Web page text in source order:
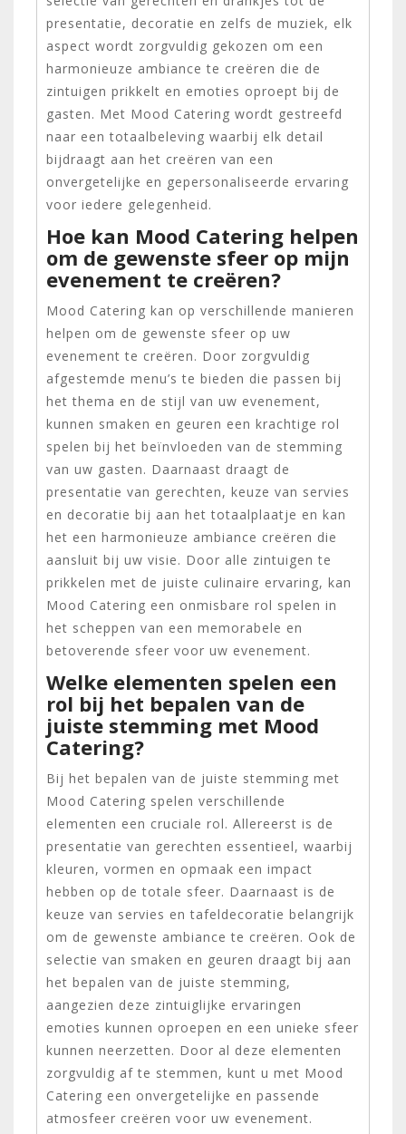
presentatie, decoratie en zelfs de muziek, elk
aspect wordt zorgvuldig gekozen om een
harmonieuze ambiance te creëren die de
zintuigen prikkelt en emoties oproept bij de
gasten. Met Mood Catering wordt gestreefd
naar een totaalbeleving waarbij elk detail
bijdraagt aan het creëren van een
onvergetelijke en gepersonaliseerde ervaring
voor iedere gelegenheid.
Hoe kan Mood Catering helpen
om de gewenste sfeer op mijn
evenement te creëren?
Mood Catering kan op verschillende manieren
helpen om de gewenste sfeer op uw
evenement te creëren. Door zorgvuldig
afgestemde menu’s te bieden die passen bij
het thema en de stijl van uw evenement,
kunnen smaken en geuren een krachtige rol
spelen bij het beïnvloeden van de stemming
van uw gasten. Daarnaast draagt de
presentatie van gerechten, keuze van servies
en decoratie bij aan het totaalplaatje en kan
het een harmonieuze ambiance creëren die
aansluit bij uw visie. Door alle zintuigen te
prikkelen met de juiste culinaire ervaring, kan
Mood Catering een onmisbare rol spelen in
het scheppen van een memorabele en
betoverende sfeer voor uw evenement.
Welke elementen spelen een
rol bij het bepalen van de
juiste stemming met Mood
Catering?
Bij het bepalen van de juiste stemming met
Mood Catering spelen verschillende
elementen een cruciale rol. Allereerst is de
presentatie van gerechten essentieel, waarbij
kleuren, vormen en opmaak een impact
hebben op de totale sfeer. Daarnaast is de
keuze van servies en tafeldecoratie belangrijk
om de gewenste ambiance te creëren. Ook de
selectie van smaken en geuren draagt bij aan
het bepalen van de juiste stemming,
aangezien deze zintuiglijke ervaringen
emoties kunnen oproepen en een unieke sfeer
kunnen neerzetten. Door al deze elementen
zorgvuldig af te stemmen, kunt u met Mood
Catering een onvergetelijke en passende
atmosfeer creëren voor uw evenement.